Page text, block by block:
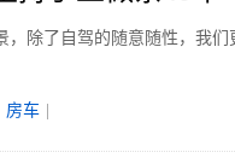
，除了自驾的随意随性，我
房车